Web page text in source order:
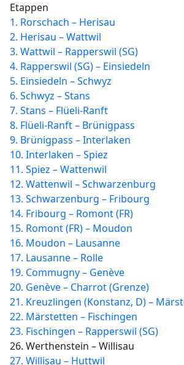
Etappen
1. Rorschach – Herisau
2. Herisau – Wattwil
3. Wattwil – Rapperswil (SG)
4. Rapperswil (SG) – Einsiedeln
5. Einsiedeln – Schwyz
6. Schwyz – Stans
7. Stans – Flüeli-Ranft
8. Flüeli-Ranft – Brünigpass
9. Brünigpass – Interlaken
10. Interlaken – Spiez
11. Spiez – Wattenwil
12. Wattenwil – Schwarzenburg
13. Schwarzenburg – Fribourg
14. Fribourg – Romont (FR)
15. Romont (FR) – Moudon
16. Moudon – Lausanne
17. Lausanne – Rolle
19. Commugny – Genève
20. Genève – Charrot (Grenze)
21. Kreuzlingen (Konstanz, D) –
22. Märstetten – Fischingen
23. Fischingen – Rapperswil (SG)
26. Werthenstein – Willisau
27. Willisau – Huttwil